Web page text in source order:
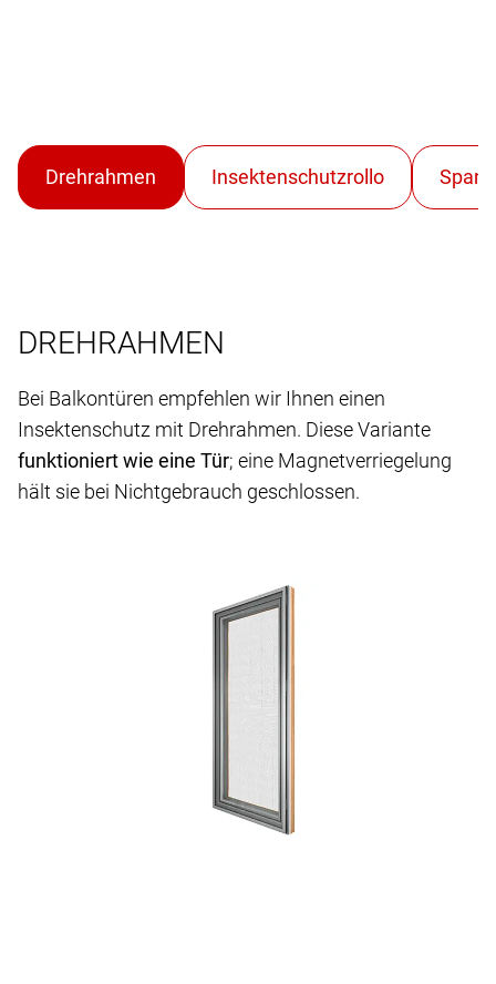
DREHRAHMEN
Bei Balkontüren empfehlen wir Ihnen einen
Insektenschutz mit Drehrahmen. Diese Variante
funktioniert wie eine Tür; eine Magnetverriegelung
hält sie bei Nichtgebrauch geschlossen.